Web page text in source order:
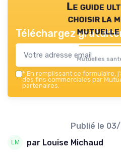
Le guide
choisir la
Mutuelles
Téléchargez
* En remplissant ce formulaire,
des fins commerciales par
partenaires.
Publié le
par Louise Michaud